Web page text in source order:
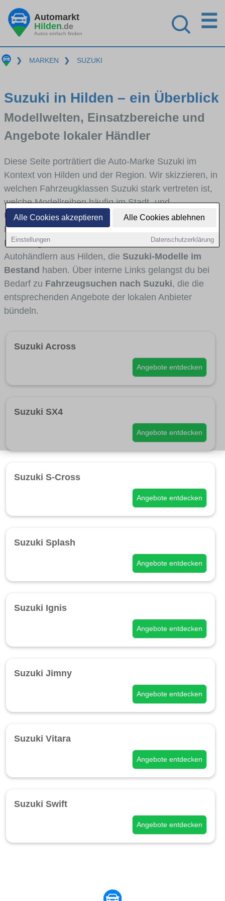
Alle Cookies akzeptieren Alle Cookies ablehnen
Einstellungen Datenschutzerklärung
Automarkt
Hilden.de
Autos einfach finden
☰
❯ MARKEN ❯ SUZUKI
Suzuki in Hilden – ein Überblick
Modellwelten, Einsatzbereiche und
Angebote lokaler Händler
Diese Seite porträtiert die Auto-Marke Suzuki im
Kontext von Hilden und der Region. Wir skizzieren, in
welchen Fahrzeugklassen Suzuki stark vertreten ist,
welche Modellreihen häufig im Stadt- und
Umlandverkehr zu sehen sind und für welche
Fahrertypen die Marke interessant ist. Viele
Fahrzeuge stammen von Autohäusern und
Autohändlern aus Hilden, die Suzuki-Modelle im
Bestand haben. Über interne Links gelangst du bei
Bedarf zu Fahrzeugsuchen nach Suzuki, die die
entsprechenden Angebote der lokalen Anbieter
bündeln.
Suzuki Across
Angebote entdecken
Suzuki SX4
Angebote entdecken
Suzuki S-Cross
Angebote entdecken
Suzuki Splash
Angebote entdecken
Suzuki Ignis
Angebote entdecken
Suzuki Jimny
Angebote entdecken
Suzuki Vitara
Angebote entdecken
Suzuki Swift
Angebote entdecken